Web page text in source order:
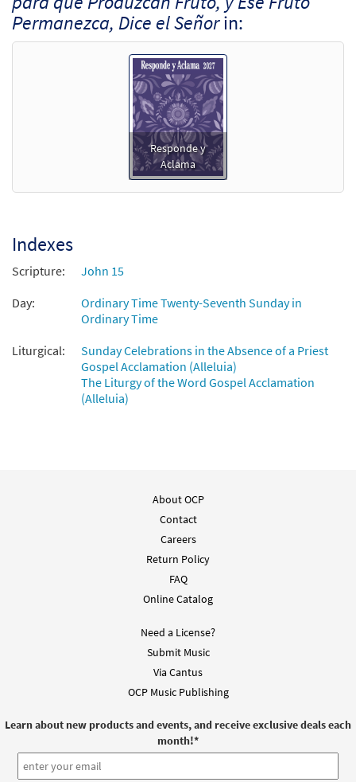
Permanezca, Dice el Señorin:
Responde y
Aclama
Indexes
Scripture:
John 15
Day:
Ordinary Time Twenty-Seventh Sunday in
Ordinary Time
Liturgical:
Sunday Celebrations in the Absence of a Priest
Gospel Acclamation (Alleluia)
The Liturgy of the Word Gospel Acclamation
(Alleluia)
About OCP
Contact
Careers
Return Policy
FAQ
Online Catalog
Need a License?
Submit Music
Via Cantus
OCP Music Publishing
Learn about new products and events, and receive exclusive deals each
month!*